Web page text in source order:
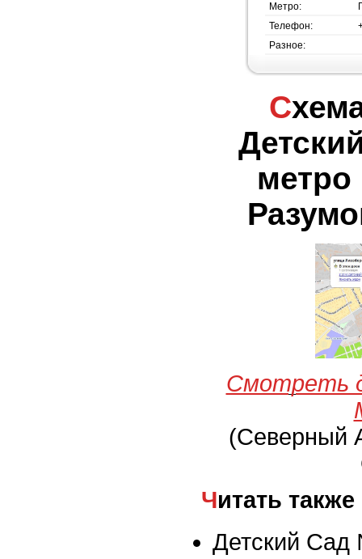
Метро:
Телефон:
Разное:
Схема проезда -
метро
Смотреть
(Северный
Читать также
Детский